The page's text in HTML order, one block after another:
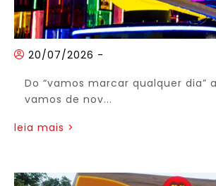
20/07/2026 -
Do “vamos marcar qualquer dia”
vamos de nov...
leia mais >